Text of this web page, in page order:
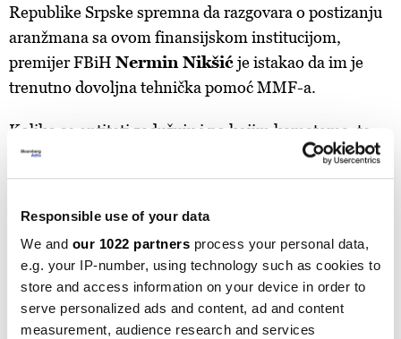
Responsible use of your data
We and our 1022 partners process your personal data,
e.g. your IP-number, using technology such as cookies to
store and access information on your device in order to
serve personalized ads and content, ad and content
measurement, audience research and services
Republike Srpske spremna da razgovara o postizanju
aranžmana sa ovom finansijskom institucijom,
premijer FBiH Nermin Nikšićje istakao da im je
trenutno dovoljna tehnička pomoć MMF-a.
Koliko se entiteti zadužuju i po kojim kamatama, te
koliko je izvjestan novi aranžman BiH s MMF-om
tema je kojom ćemo se baviti u idućem periodu.
Približava se i novi Sarajevo film festivam (SFF),
analiziraćemo šta nam donosi i koji je potencijal ovog
festivala za razvoj biznisa, a posebno turizma.
IDUĆA SEDMICA NAJAVA NEDJELJE ODBRANA